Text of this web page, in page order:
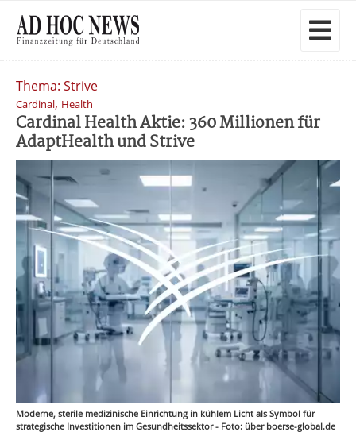
Thema: Strive
Cardinal, Health
Cardinal Health Aktie: 360 Millionen für
AdaptHealth und Strive
Moderne, sterile medizinische Einrichtung in kühlem Licht als Symbol für
strategische Investitionen im Gesundheitssektor - Foto: über boerse-global.de